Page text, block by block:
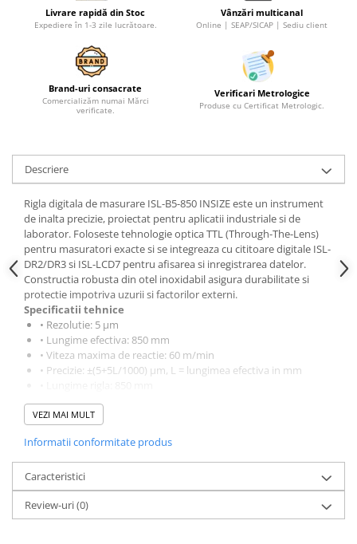
Livrare rapidă din Stoc
Expediere în 1-3 zile lucrătoare.
Vânzări multicanal
Online | SEAP/SICAP | Sediu client
Brand-uri consacrate
Comercializăm numai Mărci
verificate.
Verificari Metrologice
Produse cu Certificat Metrologic.
Descriere
Rigla digitala de masurare ISL-B5-850 INSIZE este un instrument
de inalta precizie, proiectat pentru aplicatii industriale si de
laborator. Foloseste tehnologie optica TTL (Through-The-Lens)
pentru masuratori exacte si se integreaza cu cititoare digitale ISL-
DR2/DR3 si ISL-LCD7 pentru afisarea si inregistrarea datelor.
Constructia robusta din otel inoxidabil asigura durabilitate si
protectie impotriva uzurii si factorilor externi.
Specificatii tehnice
• Rezolutie: 5 μm
• Lungime efectiva: 850 mm
• Viteza maxima de reactie: 60 m/min
• Precizie: ±(5+5L/1000) μm, L = lungimea efectiva in mm
• Lungime cablu: 3,5 m (50-950 mm), 5 m (1000-1500 mm), 10
m (1600-3200 mm)
• Pitch punct de referinta: 50 mm
• Semnal iesire: TTL
• Soclu: 9PD
• Alimentare: 5 ±0,5 V
• Dimensiuni L1/L2/L3: L1 = L+30 (L≤900) / L+50 (L>900), L2 =
L+136 (L≤900) / L+156 (L>900), L3 = L+154 (L≤900) /
VEZI MAI MULT
Informatii conformitate produs
Caracteristici
Review-uri(0)